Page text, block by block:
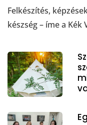
Felkészítés,
készség – íme a Kék